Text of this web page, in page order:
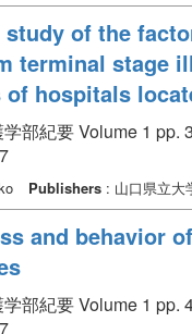
of the
terminal stage
hospitals
部紀要 Volume 1 pp.
Publishers: 山口県立大
and behavior
部紀要 Volume 1 pp.